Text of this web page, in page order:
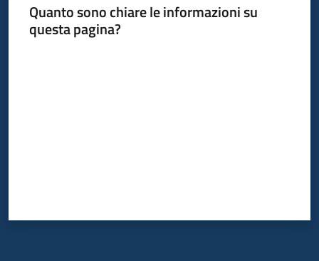
Quanto sono chiare le informazioni su
questa pagina?